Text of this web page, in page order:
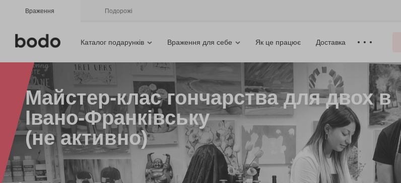
Враження Подорожі
Каталог подарунків Враження для себе Як це працює Доставка
Майстер-клас гончарства для двох в
Івано-Франківську
(не активно)